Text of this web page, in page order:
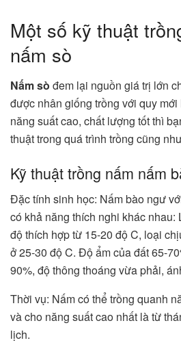
Một số kỹ thuật
nấm sò
Nấm sò đem lại nguồn giá trị lớn
được nhân giống trồng với quy
năng suất cao, chất lượng tốt thì
thuật trong quá trình trồng cũng
Kỹ thuật trồng nấm nấm
Đặc tính sinh học: Nấm bào ngư
có khả năng thích nghi khác
độ thích hợp từ 15-20 độ C, loại
ở 25-30 độ C. Độ ẩm của đất 65-
90%, độ thông thoáng vừa phải,
Thời vụ: Nấm có thể trồng quanh
và cho năng suất cao nhất là từ
lịch.